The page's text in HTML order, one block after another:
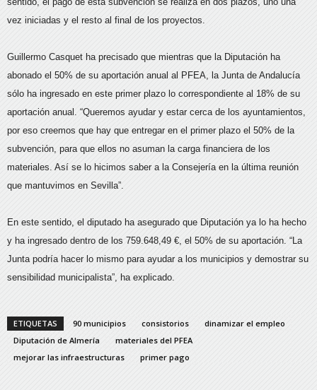
vez iniciadas y el resto al final de los proyectos.
Guillermo Casquet ha precisado que mientras que la Diputación ha
abonado el 50% de su aportación anual al PFEA, la Junta de Andalucía
sólo ha ingresado en este primer plazo lo correspondiente al 18% de su
aportación anual. “Queremos ayudar y estar cerca de los ayuntamientos,
por eso creemos que hay que entregar en el primer plazo el 50% de la
subvención, para que ellos no asuman la carga financiera de los
materiales. Así se lo hicimos saber a la Consejería en la última reunión
que mantuvimos en Sevilla”.
En este sentido, el diputado ha asegurado que Diputación ya lo ha hecho
y ha ingresado dentro de los 759.648,49 €, el 50% de su aportación. “La
Junta podría hacer lo mismo para ayudar a los municipios y demostrar su
sensibilidad municipalista”, ha explicado.
ETIQUETAS 90 municipios consistorios
dinamizar el empleo
Diputación de Almería
materiales del PFEA
mejorar las infraestructuras
primer pago